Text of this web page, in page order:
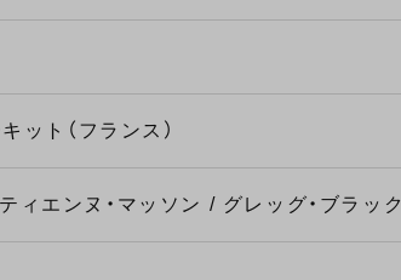
ット（フランス）
ィエンヌ・マッソン / グレッグ・ブラック